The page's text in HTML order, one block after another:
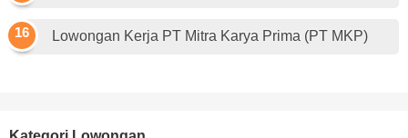
Lowongan Kerja PT Mitra Karya Prima (PT MKP)